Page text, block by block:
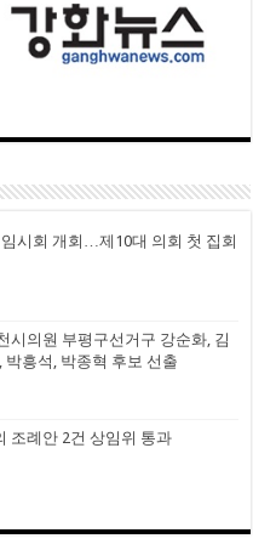
시회 개회…제10대 의회 첫 집회
시의원 부평구선거구 강순화, 김
박흥석, 박종혁 후보 선출
조례안 2건 상임위 통과